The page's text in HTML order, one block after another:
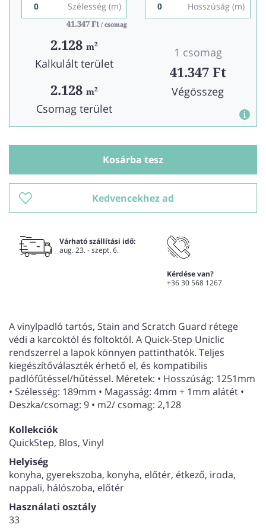
Szélesség (m)
41.347 Ft / csomag
2.128 m2
Kalkulált terület
41.347 Ft / csomag
2.128 m2
Csomag terület
Hosszúság (m)
1 csomag
41.347 Ft
Végösszeg
Kosárba tesz
Kedvencekhez ad
Várható szállítási idő:
aug. 23. - szept. 6.
Kérdése van?
+36 30 568 1267
A vinylpadló tartós, Stain and Scratch Guard rétege
védi a karcoktól és foltoktól. A Quick-Step Uniclic
rendszerrel a lapok könnyen pattinthatók. Teljes
kiegészítőválaszték érhető el, és kompatibilis
padlófűtéssel/hűtéssel. Méretek: • Hosszúság: 1251mm
• Szélesség: 189mm • Magasság: 4mm + 1mm alátét •
Deszka/csomag: 9 • m2/ csomag: 2,128
Kollekciók
QuickStep, Blos, Vinyl
Helyiség
konyha, gyerekszoba, konyha, előtér, étkező, iroda,
nappali, hálószoba, előtér
Használati osztály
33